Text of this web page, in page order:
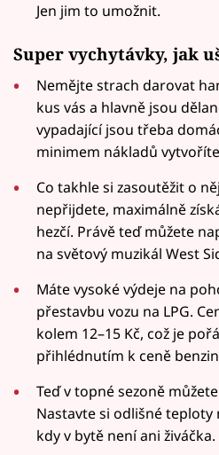
Jen jim to umožnit.
Super vychytávky, jak
Nemějte strach darovat
kus vás a hlavně jsou
vypadající jsou třeba
minimem nákladů
Co takhle si zasoutěžit o
nepřijdete, maximálně
hezčí. Právě teď můžete
na světový muzikál West
Máte vysoké výdeje na
přestavbu vozu na LPG.
kolem 12–15 Kč, což je
přihlédnutím k ceně
Teď v topné sezoně
Nastavte si odlišné
kdy v bytě není ani živáčka.